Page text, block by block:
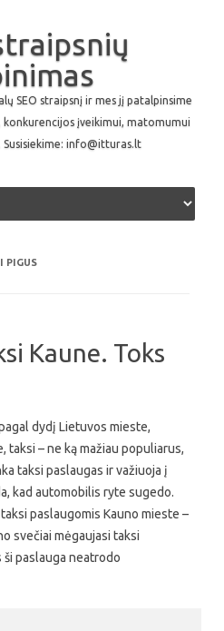
SEO straipsnį ir mes jį patalpinsime
konkurencijos įveikimui, matomumui
Susisiekime: info@itturas.lt
Skip to content
PIGUS
Kaune. Toks
dydį Lietuvos mieste,
taksi – ne ką mažiau populiarus,
taksi paslaugas ir važiuoja į
kad automobilis ryte sugedo.
paslaugomis Kauno mieste –
svečiai mėgaujasi taksi
paslauga neatrodo